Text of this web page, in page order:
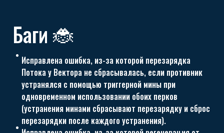
Баги 🐞
Исправлена ошибка, из-за которой перезарядка
Потока у Вектора не сбрасывалась, если противник
устранялся с помощью триггерной мины при
одновременном использовании обоих перков
(устранения минами сбрасывают перезарядку и сброс
перезарядки после каждого устранения).